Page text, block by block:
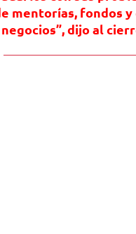
mentorías, fondos
negocios”, dijo al